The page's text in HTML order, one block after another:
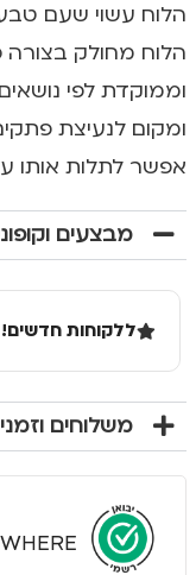
הלוח עשוי שעם
הלוח מחולק
וממוקדת לפי
ומקום לנעיצת
אפשר לתלות אותו
מבצעים
ללקוחות חדשים! 10% הנחה בקנייה ראשונה מעל 100 שקל באתר.
משלוחים